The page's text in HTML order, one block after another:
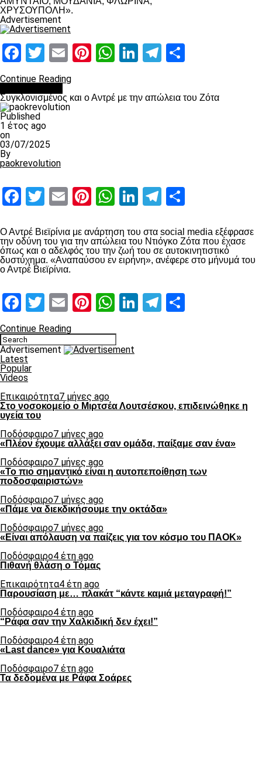
ΧΡΥΣΟΥΠΟΛΗ».
Advertisement
Facebook
Twitter
EmailPinterest
WhatsApp
LinkedIn
Telegram
Continue Reading
Συγκλονισμένος και ο Αντρέ με την απώλεια του Ζότα
Published
1 έτος ago
on
03/07/2025
By
paokrevolution
Facebook
Twitter
EmailPinterest
WhatsApp
LinkedIn
Telegram
Ο Αντρέ Βιεϊρίνια με ανάρτηση του στα social media εξέφρασε
την οδύνη του για την απώλεια του Ντιόγκο Ζότα που έχασε
όπως και ο αδελφός του την ζωή του σε αυτοκινητιστικό
δυστύχημα. «Αναπαύσου εν ειρήνη», ανέφερε στο μήνυμά του
ο Αντρέ Βιεϊρίνια.
Facebook
Twitter
EmailPinterest
WhatsApp
LinkedIn
Telegram
Continue Reading
Advertisement
Latest
Popular
Videos
Επικαιρότητα7 μήνες ago
Στο νοσοκομείο ο Μιρτσέα Λουτσέσκου, επιδεινώθηκε η
υγεία του
Ποδόσφαιρο7 μήνες ago
«Πλέον έχουμε αλλάξει σαν ομάδα, παίξαμε σαν ένα»
Ποδόσφαιρο7 μήνες ago
«Το πιο σημαντικό είναι η αυτοπεποίθηση των
ποδοσφαιριστών»
Ποδόσφαιρο7 μήνες ago
«Πάμε να διεκδικήσουμε την οκτάδα»
Ποδόσφαιρο7 μήνες ago
«Είναι απόλαυση να παίζεις για τον κόσμο του ΠΑΟΚ»
Ποδόσφαιρο4 έτη ago
Πιθανή θλάση ο Τόμας
Επικαιρότητα4 έτη ago
Παρουσίαση με… πλακάτ “κάντε καμιά μεταγραφή!”
Ποδόσφαιρο4 έτη ago
“Ράφα σαν την Χαλκιδική δεν έχει!”
Ποδόσφαιρο4 έτη ago
«Last dance» για Κουαλιάτα
Ποδόσφαιρο7 έτη ago
Τα δεδομένα με Ράφα Σοάρες